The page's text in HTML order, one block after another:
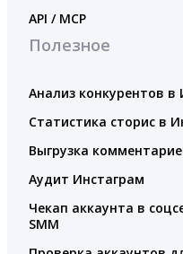
API / MCP
Полезное
Анализ конкурентов в
Статистика сторис в
Выгрузка
Аудит Инстаграм
Чекап аккаунта в
SMM